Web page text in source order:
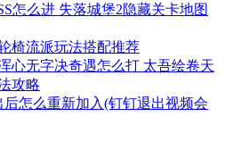
怎么进 失落城堡2隐藏关卡地图
椅流派玩法搭配推荐
心无字决奇遇怎么打 太吾绘卷天
攻略
怎么重新加入(钉钉退出视频会